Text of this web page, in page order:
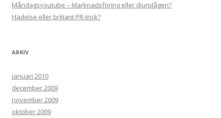
Måndagsyoutube – Marknadsföring eller djurplågeri?
Hädelse eller briljant PR-trick?
ARKIV
januari 2010
december 2009
november 2009
oktober 2009